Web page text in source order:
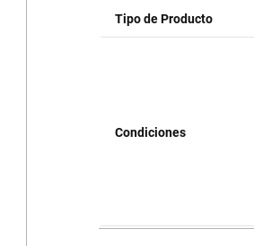
Tipo de Producto
Condiciones